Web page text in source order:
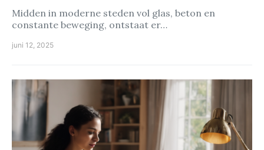
Midden in moderne steden vol glas, beton en
constante beweging, ontstaat er…
juni 12, 2025